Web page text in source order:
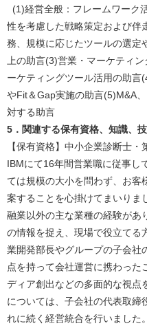
(1)経営全般：フレームワーク
性を考慮した戦略策定および伴
務、規模に応じたツールの選定
上の助言(3)営業・マーケティ
ーケティングツール活用の助言
やFit＆Gap実施の助言(5)M&A
対する助言​
5．関連する保有資格、知識、
【保有資格】中小企業診断士
IBMにて16年間営業職に従事し
ては規模の大小を問わず、お客
案することを心掛けてまいりま
融業以外の主な業種の経験があ
の情報を捉え、現場で役立てる
業開発部長やグループの子会社
点を持って会社運営に携わった
ディア創出などの多面的な視点
については、子会社の代表取締
れに続く経営統合を行いました